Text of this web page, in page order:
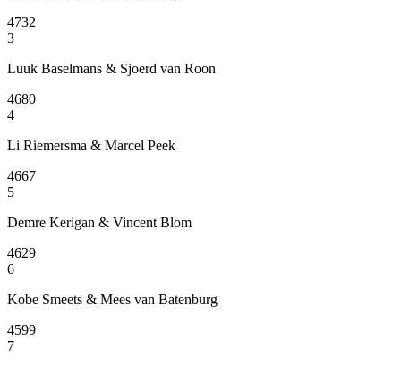
4732
3
Luuk Baselmans & Sjoerd van Roon
4680
4
Li Riemersma & Marcel Peek
4667
5
Demre Kerigan & Vincent Blom
4629
6
Kobe Smeets & Mees van Batenburg
4599
7